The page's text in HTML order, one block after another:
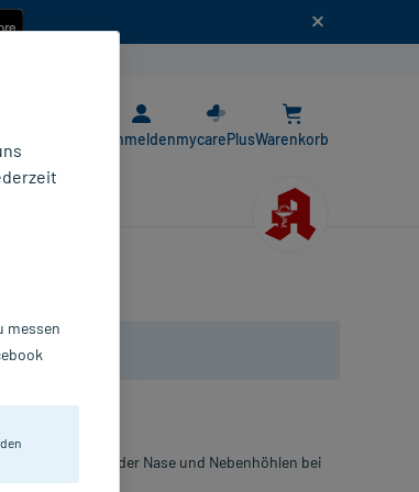
AnmeldenmycarePlusWarenkorb
der Nase und Nebenhöhlen bei
messen